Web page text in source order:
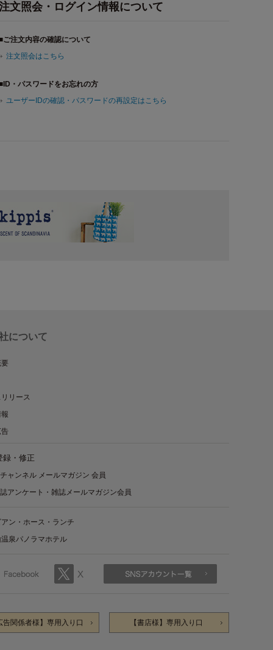
文照会・ログイン情報について
ご注文内容の確認について
注文照会はこちら
・パスワードをお忘れの方
ユーザーIDの確認・パスワードの再設定はこちら
について
リース
録・修正
ャンネル メールマガジン 会員
アンケート・雑誌メールマガジン会員
ン・ホース・ランチ
泉パノラマホテル
告関係者様】専用入り口 【書店様】専用入り口